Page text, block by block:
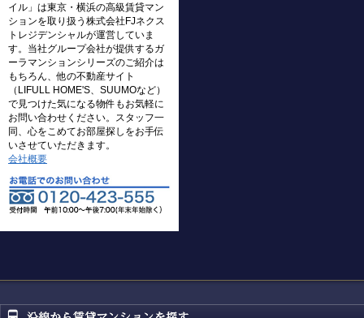
イル」は東京・横浜の高級賃貸マン
ションを取り扱う株式会社FJネクス
トレジデンシャルが運営していま
す。当社グループ会社が提供するガ
ーラマンションシリーズのご紹介は
もちろん、他の不動産サイト
（LIFULL HOME'S、SUUMOなど）
で見つけた気になる物件もお気軽に
お問い合わせください。スタッフ一
同、心をこめてお部屋探しをお手伝
いさせていただきます。
会社概要